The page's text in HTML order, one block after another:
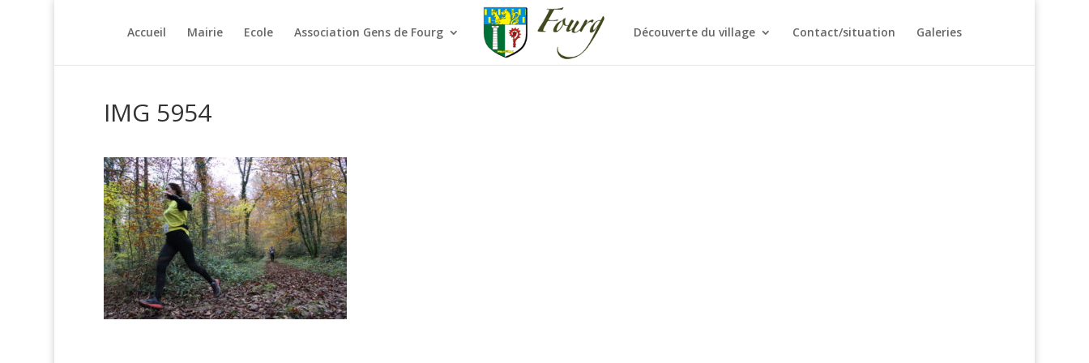
Accueil Mairie Ecole Association Gens de Fourg Découverte du village Contact/situation Galeries
IMG 5954